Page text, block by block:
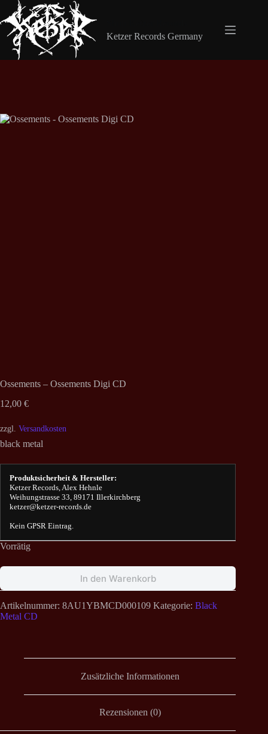
Inhalt
springen
Ketzer Records Germany
Ossements – Ossements Digi CD
12,00 €
zzgl. Versandkosten
black metal
Produktsicherheit & Hersteller:
Ketzer Records, Alex Hehnle
Weihungstrasse 33, 89171 Illerkirchberg
ketzer@ketzer-records.de
Kein GPSR Eintrag.
Vorrätig
In den Warenkorb
Artikelnummer: 8AU1YBMCD000109 Kategorie: Black
Metal CD
Zusätzliche Informationen
Rezensionen (0)